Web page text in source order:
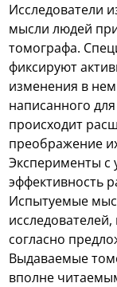
Исследователи
мысли людей
томографа.
фиксируют
изменения в
написанного
происходит
преображение
Эксперименты с
эффективность
Испытуемые
согласно
Выдаваемые
вполне